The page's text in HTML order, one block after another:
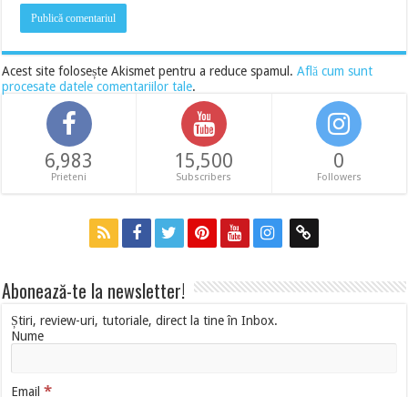
Acest site folosește Akismet pentru a reduce spamul.Află cum sunt
procesate datele comentariilor tale.
6,983
Prieteni
15,500
Subscribers
0
Followers
Abonează-te la newsletter!
Știri, review-uri, tutoriale, direct la tine în Inbox.
Nume
Email*